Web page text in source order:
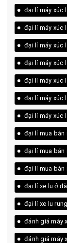
đại lí máy xúc
đại lí máy xúc
đại lí máy xúc
đại lí máy xúc
đại lí máy xúc
đại lí máy xúc
đại lí máy xúc
đại lí mua bán
đại lí mua bán
đại lí mua bán
đại lí xe lu ở
đại lí xe lu rung
đánh giá máy
đánh giá máy